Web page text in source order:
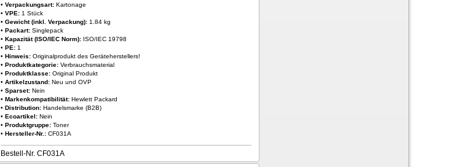
• Verpackungsart: Kartonage
• VPE: 1 Stück
• Gewicht (inkl. Verpackung): 1.84 kg
• Packart: Singlepack
• Kapazität (ISO/IEC Norm): ISO/IEC 19798
• PE: 1
• Hinweis: Originalprodukt des Geräteherstellers!
• Produktkategorie: Verbrauchsmaterial
• Produktklasse: Original Produkt
• Artikelzustand: Neu und OVP
• Sparset: Nein
• Markenkompatibilität: Hewlett Packard
• Distribution: Handelsmarke (B2B)
• Ecoartikel: Nein
• Produktgruppe: Toner
• Hersteller-Nr.: CF031A
Bestell-Nr. CF031A